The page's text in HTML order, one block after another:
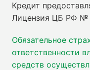
Кредит
Лицензия ЦБ РФ №
Обязательное
ответственности
средств